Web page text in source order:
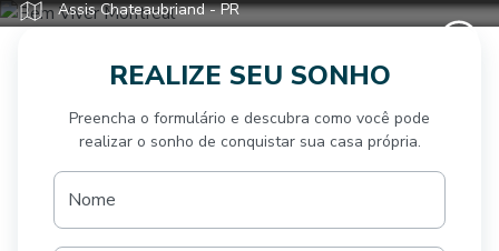
Assis Chateaubriand - PR
REALIZE SEU SONHO
Preencha o formulário e descubra como você pode
realizar o sonho de conquistar sua casa própria.
Nome